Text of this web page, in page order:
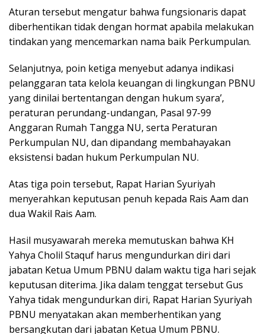
Aturan tersebut mengatur bahwa fungsionaris dapat
diberhentikan tidak dengan hormat apabila melakukan
tindakan yang mencemarkan nama baik Perkumpulan.
Selanjutnya, poin ketiga menyebut adanya indikasi
pelanggaran tata kelola keuangan di lingkungan PBNU
yang dinilai bertentangan dengan hukum syara’,
peraturan perundang-undangan, Pasal 97-99
Anggaran Rumah Tangga NU, serta Peraturan
Perkumpulan NU, dan dipandang membahayakan
eksistensi badan hukum Perkumpulan NU.
Atas tiga poin tersebut, Rapat Harian Syuriyah
menyerahkan keputusan penuh kepada Rais Aam dan
dua Wakil Rais Aam.
Hasil musyawarah mereka memutuskan bahwa KH
Yahya Cholil Staquf harus mengundurkan diri dari
jabatan Ketua Umum PBNU dalam waktu tiga hari sejak
keputusan diterima. Jika dalam tenggat tersebut Gus
Yahya tidak mengundurkan diri, Rapat Harian Syuriyah
PBNU menyatakan akan memberhentikan yang
bersangkutan dari jabatan Ketua Umum PBNU.